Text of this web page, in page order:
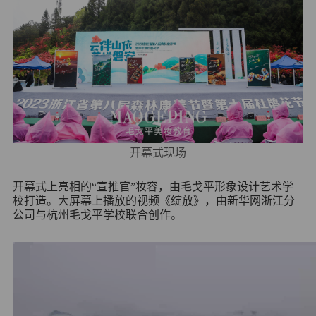
开幕式现场
开幕式上亮相的“宣推官”妆容，由毛戈平形象设计艺术学
校打造。大屏幕上播放的视频《绽放》，由新华网浙江分
公司与杭州毛戈平学校联合创作。